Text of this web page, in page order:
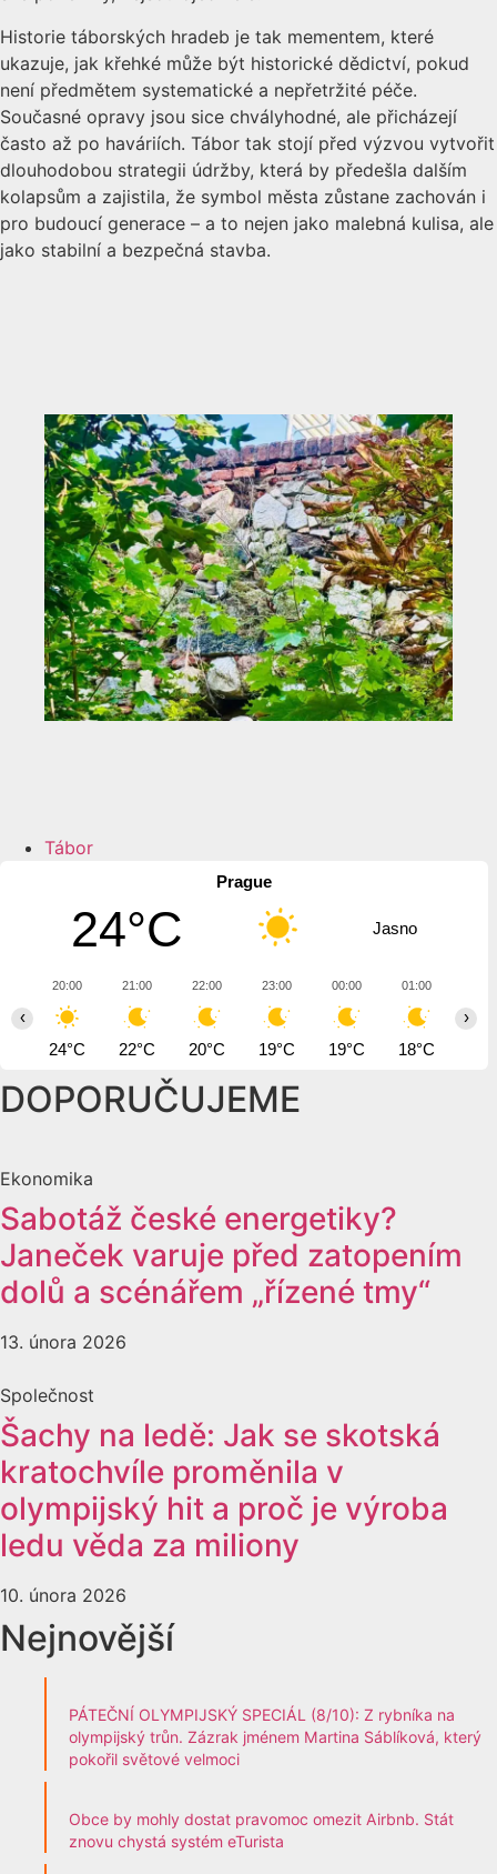
Historie táborských hradeb je tak mementem, které
ukazuje, jak křehké může být historické dědictví, pokud
není předmětem systematické a nepřetržité péče.
Současné opravy jsou sice chvályhodné, ale přicházejí
často až po haváriích. Tábor tak stojí před výzvou vytvořit
dlouhodobou strategii údržby, která by předešla dalším
kolapsům a zajistila, že symbol města zůstane zachován i
pro budoucí generace – a to nejen jako malebná kulisa, ale
jako stabilní a bezpečná stavba.
Tábor
Prague
24°C Jasno
20:00
24°C
21:00
22°C
22:00
20°C
23:00
19°C
00:00
19°C
01:00
18°C
‹ ›
DOPORUČUJEME
Ekonomika
Sabotáž české energetiky?
Janeček varuje před zatopením
dolů a scénářem „řízené tmy“
13. února 2026
Společnost
Šachy na ledě: Jak se skotská
kratochvíle proměnila v
olympijský hit a proč je výroba
ledu věda za miliony
10. února 2026
Nejnovější
PÁTEČNÍ OLYMPIJSKÝ SPECIÁL (8/10): Z rybníka na
olympijský trůn. Zázrak jménem Martina Sáblíková, který
pokořil světové velmoci
Obce by mohly dostat pravomoc omezit Airbnb. Stát
znovu chystá systém eTurista